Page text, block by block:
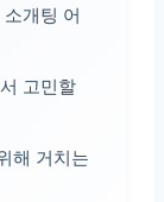
개팅 어
고민할
해 거치는